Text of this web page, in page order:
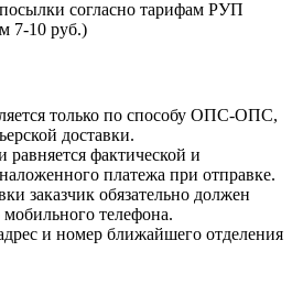
согласно тарифам РУП
7-10 руб.)
только по способу ОПС-ОПС,
доставки.
фактической и
платежа при отправке.
заказчик обязательно должен
мобильного телефона.
и номер ближайшего отделения